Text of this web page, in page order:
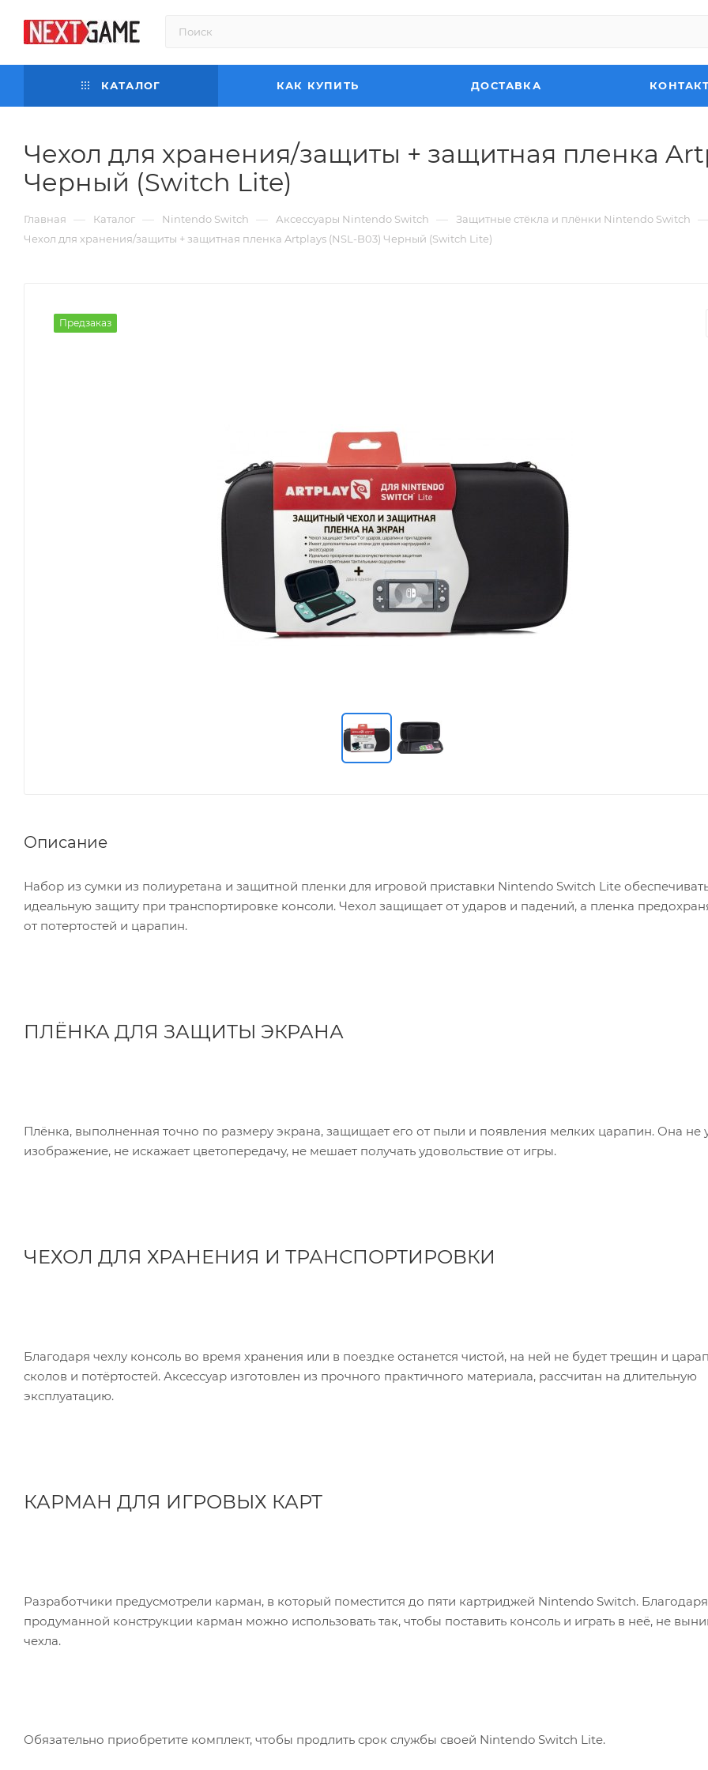
КАТАЛОГ КАК КУПИТЬ ДОСТАВКА
Чехол для хранения/защиты + защитная пленка
Черный (Switch Lite)
Главная — Каталог — Nintendo Switch — Аксессуары Nintendo Switch — Защитные стёкла и плёнки Nintendo Switch
Чехол для хранения/защиты + защитная пленка Artplays (NSL-B03) Черный (Switch Lite)
Предзаказ
Описание
Набор из сумки из полиуретана и защитной пленки для игровой приставки Nintendo Switch Lite
идеальную защиту при транспортировке консоли. Чехол защищает от ударов и падений, а пленка
от потертостей и царапин.
ПЛЁНКА ДЛЯ ЗАЩИТЫ ЭКРАНА
Плёнка, выполненная точно по размеру экрана, защищает его от пыли и появления мелких царапин. Она не
изображение, не искажает цветопередачу, не мешает получать удовольствие от игры.
ЧЕХОЛ ДЛЯ ХРАНЕНИЯ И ТРАНСПОРТИРОВКИ
Благодаря чехлу консоль во время хранения или в поездке останется чистой, на ней не будет трещин и
сколов и потёртостей. Аксессуар изготовлен из прочного практичного материала, рассчитан на длительную
эксплуатацию.
КАРМАН ДЛЯ ИГРОВЫХ КАРТ
Разработчики предусмотрели карман, в который поместится до пяти картриджей Nintendo Switch. Благодаря
продуманной конструкции карман можно использовать так, чтобы поставить консоль и играть в неё, не
чехла.
Обязательно приобретите комплект, чтобы продлить срок службы своей Nintendo Switch Lite.